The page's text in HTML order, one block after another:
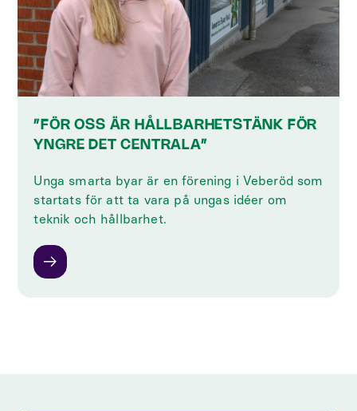
”FÖR OSS ÄR HÅLLBARHETSTÄNK FÖR
YNGRE DET CENTRALA”
Unga smarta byar är en förening i Veberöd som
startats för att ta vara på ungas idéer om
teknik och hållbarhet.